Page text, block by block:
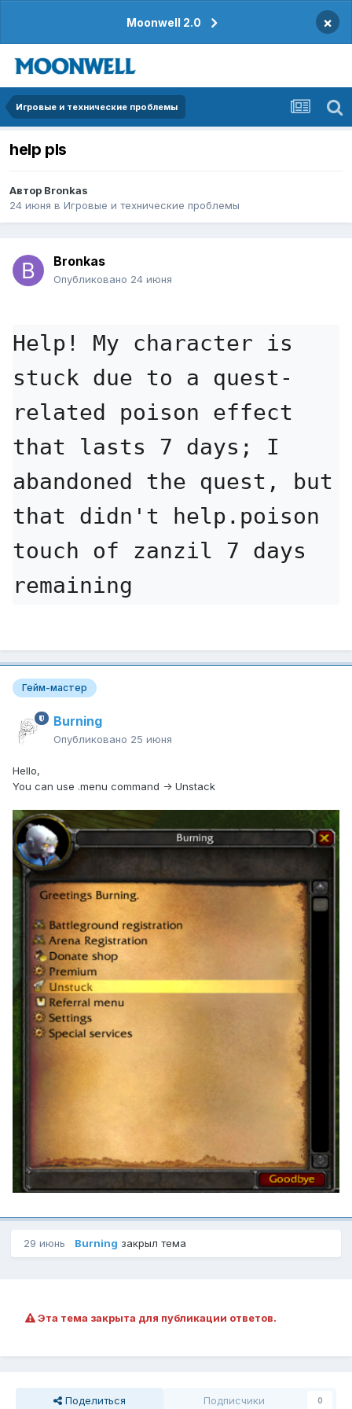
Moonwell 2.0 ×
Игровые и технические проблемы
help pls
Автор Bronkas
24 июня в Игровые и технические проблемы
Bronkas
Опубликовано 24 июня
Help! My character is
stuck due to a quest-
related poison effect
that lasts 7 days; I
abandoned the quest, but
that didn't help.poison
touch of zanzil 7 days
remaining
Гейм-мастер
Burning
Опубликовано 25 июня
Hello,
You can use .menu command -> Unstack
29 июнь Burning закрыл тема
Эта тема закрыта для публикации ответов.
Поделиться Подписчики 0